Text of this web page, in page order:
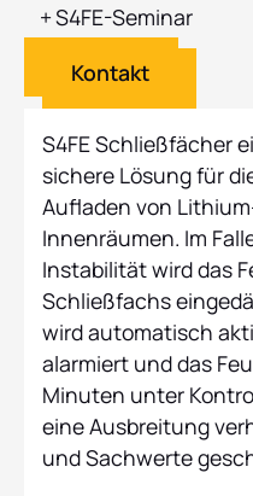
S4FE-Seminar
Kontakt
S4FE Schließfächer
sichere Lösung für
Aufladen von
Innenräumen. Im
Instabilität wird das
Schließfachs
wird automatisch
alarmiert und das
Minuten unter
eine Ausbreitung
und Sachwerte